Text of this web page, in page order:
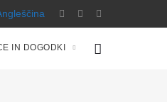
IN DOGODKI